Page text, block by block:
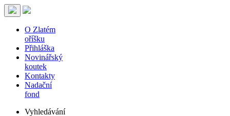
O Zlatém
oříšku
Přihláška
Novinářský
koutek
Kontakty
Nadační
fond
Vyhledávání